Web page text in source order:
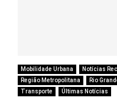
Mobilidade Urbana Notícias
Região Metropolitana
Rio
Transporte
Últimas Notícias